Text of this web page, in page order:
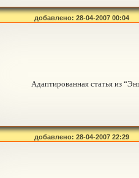
добавлено: 28-04-2007 00:04
Адаптированная статья из
добавлено: 28-04-2007 22:29